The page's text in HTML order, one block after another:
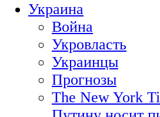
Украина
Война
Укровласть
Украинцы
Прогнозы
The New York